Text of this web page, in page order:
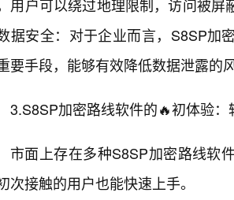
用户可以绕过地理限制，访问被
据安全：对于企业而言，S8SP加
要手段，能够有效降低数据泄露的
3.S8SP加密路线软件的🔥初体验
市面上存在多种S8SP加密路线软
次接触的用户也能快速上手。